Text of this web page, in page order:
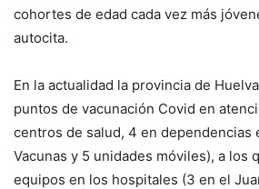
cohortes de edad cada vez más
autocita.
En la actualidad la provincia de
puntos de vacunación Covid en
centros de salud, 4 en dependencias
Vacunas y 5 unidades móviles), a los
equipos en los hospitales (3 en el